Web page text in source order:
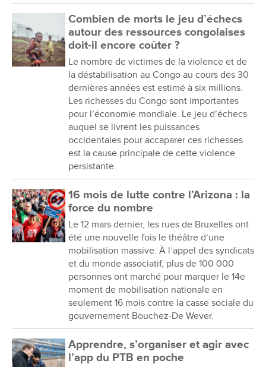
Combien de morts le jeu d’échecs
autour des ressources congolaises
doit-il encore coûter ?
Le nombre de victimes de la violence et de
la déstabilisation au Congo au cours des 30
dernières années est estimé à six millions.
Les richesses du Congo sont importantes
pour l’économie mondiale. Le jeu d’échecs
auquel se livrent les puissances
occidentales pour accaparer ces richesses
est la cause principale de cette violence
persistante.
16 mois de lutte contre l’Arizona : la
force du nombre
Le 12 mars dernier, les rues de Bruxelles ont
été une nouvelle fois le théâtre d’une
mobilisation massive. À l’appel des syndicats
et du monde associatif, plus de 100 000
personnes ont marché pour marquer le 14e
moment de mobilisation nationale en
seulement 16 mois contre la casse sociale du
gouvernement Bouchez-De Wever.
Apprendre, s’organiser et agir avec
l’app du PTB en poche